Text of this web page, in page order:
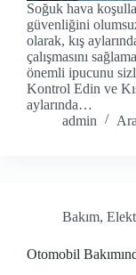
Soğuk hava
güvenliğini
olarak, kış
çalışmasını
önemli ipucunu
Kontrol Edin ve
aylarında…
admin
Bakım,
Otomobil